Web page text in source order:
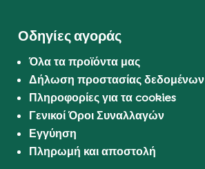
Οδηγίες αγοράς
Όλα τα προϊόντα μας
Δήλωση προστασίας δεδομένων
Πληροφορίες για τα cookies
Γενικοί Όροι Συναλλαγών
Εγγύηση
Πληρωμή και αποστολή